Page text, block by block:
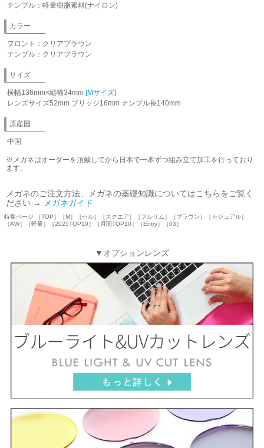
テンプル：軽量樹脂素材(ナイロン)
カラー
フロント：クリアブラウン
テンプル：クリアブラウン
サイズ
横幅136mm×縦幅34mm [Mサイズ]
レンズサイズ52mm ブリッジ16mm テンプル長140mm
原産国
中国
※メガネはオーダーを頂戴してから日本で一本ずつ組み立て加工を行っており
ます。
メガネのご注文方法、メガネの基礎知識についてはこちらをご覧く
ださい →
メガネガイド
特集ページ ［TOP］［M］［セル］［スクエア］［フルリム］［ブラウン］［カジュアル］
［AW］［軽量］［2025TOP10］［月間TOP10］［Entry］［03］
▼オプションレンズ